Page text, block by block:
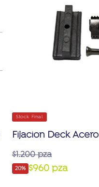
Stock Final
Fijacion Deck Acero
$1.200 pza
20% $960 pza